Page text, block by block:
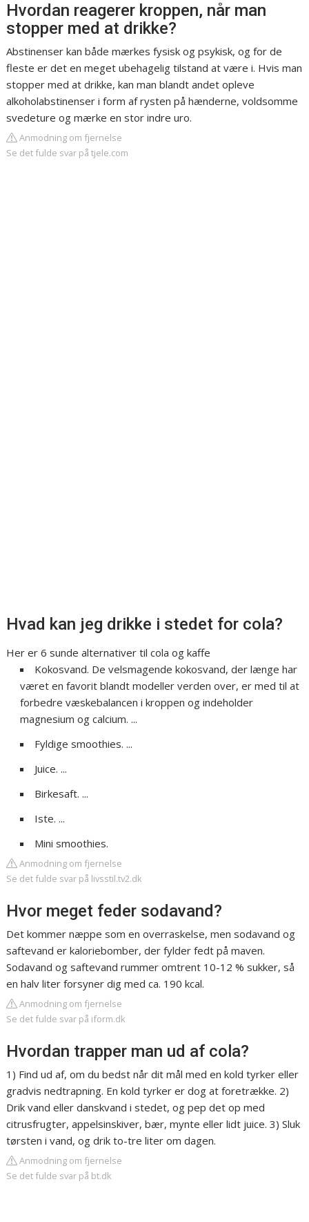
Hvordan reagerer kroppen, når man
stopper med at drikke?
Abstinenser kan både mærkes fysisk og psykisk, og for de
fleste er det en meget ubehagelig tilstand at være i. Hvis man
stopper med at drikke, kan man blandt andet opleve
alkoholabstinenser i form af rysten på hænderne, voldsomme
svedeture og mærke en stor indre uro.
Anmodning om fjernelse
Se det fulde svar på tjele.com
Hvad kan jeg drikke i stedet for cola?
Her er 6 sunde alternativer til cola og kaffe
Kokosvand. De velsmagende kokosvand, der længe har
været en favorit blandt modeller verden over, er med til at
forbedre væskebalancen i kroppen og indeholder
magnesium og calcium. ...
Fyldige smoothies. ...
Juice. ...
Birkesaft. ...
Iste. ...
Mini smoothies.
Anmodning om fjernelse
Se det fulde svar på livsstil.tv2.dk
Hvor meget feder sodavand?
Det kommer næppe som en overraskelse, men sodavand og
saftevand er kaloriebomber, der fylder fedt på maven.
Sodavand og saftevand rummer omtrent 10-12 % sukker, så
en halv liter forsyner dig med ca. 190 kcal.
Anmodning om fjernelse
Se det fulde svar på iform.dk
Hvordan trapper man ud af cola?
1) Find ud af, om du bedst når dit mål med en kold tyrker eller
gradvis nedtrapning. En kold tyrker er dog at foretrække. 2)
Drik vand eller danskvand i stedet, og pep det op med
citrusfrugter, appelsinskiver, bær, mynte eller lidt juice. 3) Sluk
tørsten i vand, og drik to-tre liter om dagen.
Anmodning om fjernelse
Se det fulde svar på bt.dk